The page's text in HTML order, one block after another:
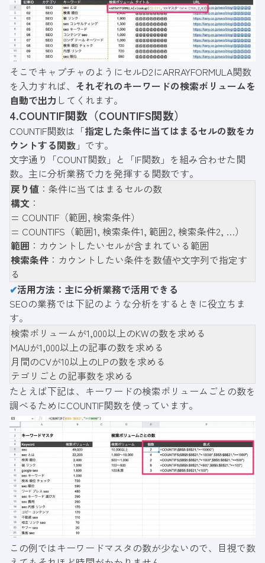
そこでキャプチャのようにセルD2にARRAYFORMULA関数
を入力すれば、 それぞれのキーワードの検索ボリュームを
自動で出力 してくれます。
4.COUNTIF関数（COUNTIFS関数）
COUNTIF関数は「指定した条件に当てはまるセルの数をカ
ウントする関数 」です。
文字通り「COUNT関数」と「IF関数」を組み合わせた関
数。主に分析業務で力を発揮する関数です。
戻り値 ：条件に当てはまるセルの数
構文 ：
= COUNTIF（範囲, 検索条件）
= COUNTIFS（範囲1, 検索条件1, 範囲2, 検索条件2, …）
範囲 ：カウントしたいセルが含まれている範囲
検索条件 ：カウントしたい条件を数値や文字列で指定す
る
✔活用方法：主に分析業務で活用できる
SEOの業務では下記のような分析をするときに役立ちま
す。
検索ボリュームが1,000以上のKWの数を求める
MAUが1,000以上の記事の数を求める
月間のCVが10以上のLPの数を求める
テゴリごとの記事数を求める
たとえば下記は、キーワードの検索ボリュームごとの数を
調べるためにCOUNTIF関数を使っています。
この例ではキーワードマスタの数が少ないので、目視で数